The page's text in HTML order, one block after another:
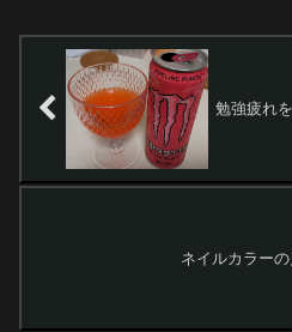
勉強疲れ
ネイルカラー